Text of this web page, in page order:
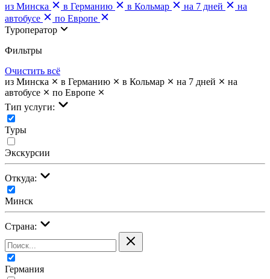
из Минска
в Германию в Кольмар на 7 дней
на
автобусе
по Европе
Туроператор
Фильтры
Очистить всё
из Минска
в Германию в Кольмар на 7 дней
на
автобусе
по Европе
Тип услуги:
Туры
Экскурсии
Откуда:
Минск
Страна:
Германия